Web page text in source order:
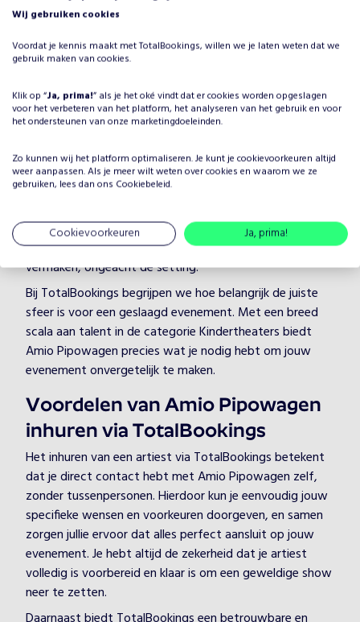
boeken voor jouw evenement?
Het plannen van een evenement brengt veel keuzes met
zich mee, maar één ding is zeker: je wilt dat het
entertainment onvergetelijk is. Door Amio Pipowagen te
boeken, kies je voor een professionele artiest in de
hoger niveau tilt. Amio Pipowagen heeft jarenlange
ervaring en weet hoe hij/zij jouw gasten kan boeien en
vermaken, ongeacht de setting.
Bij TotalBookings begrijpen we hoe belangrijk de juiste
sfeer is voor een geslaagd evenement. Met een breed
scala aan talent in de categorie Kindertheaters biedt
Amio Pipowagen precies wat je nodig hebt om jouw
evenement onvergetelijk te maken.
Voordelen van Amio Pipowagen
inhuren via TotalBookings
Het inhuren van een artiest via TotalBookings betekent
dat je direct contact hebt met Amio Pipowagen zelf,
zonder tussenpersonen. Hierdoor kun je eenvoudig jouw
specifieke wensen en voorkeuren doorgeven, en samen
zorgen jullie ervoor dat alles perfect aansluit op jouw
evenement. Je hebt altijd de zekerheid dat je artiest
volledig is voorbereid en klaar is om een geweldige show
neer te zetten.
Wij gebruiken cookies
Voordat je kennis maakt met TotalBookings, willen we je laten weten dat we
gebruik maken van cookies.
Klik op “Ja, prima!” als je het oké vindt dat er cookies worden opgeslagen
voor het verbeteren van het platform, het analyseren van het gebruik en voor
het ondersteunen van onze marketingdoeleinden.
Zo kunnen wij het platform optimaliseren. Je kunt je cookievoorkeuren altijd
weer aanpassen. Als je meer wilt weten over cookies en waarom we ze
gebruiken, lees dan ons Cookiebeleid.
Cookievoorkeuren Ja, prima!